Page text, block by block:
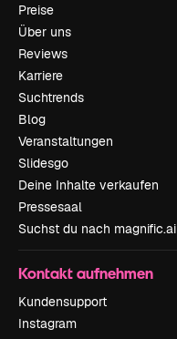
Preise
Über uns
Reviews
Karriere
Suchtrends
Blog
Veranstaltungen
Slidesgo
Deine Inhalte verkaufen
Pressesaal
Suchst du nach magnific.ai
Kontakt aufnehmen
Kundensupport
Instagram